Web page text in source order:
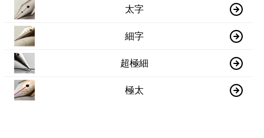
太字
細字
超極細
極太